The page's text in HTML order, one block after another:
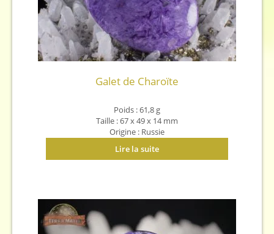
Galet de Charoïte
Poids : 61,8 g
Taille : 67 x 49 x 14 mm
Origine : Russie
Lire la suite